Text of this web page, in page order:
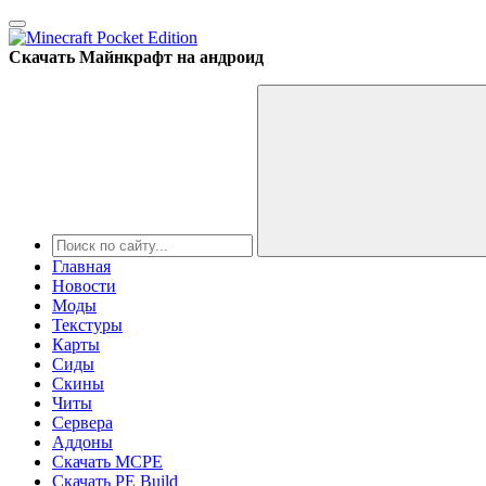
Скачать Майнкрафт на андроид
Главная
Новости
Моды
Текстуры
Карты
Сиды
Cкины
Читы
Сервера
Аддоны
Скачать MCPE
Скачать PE Build